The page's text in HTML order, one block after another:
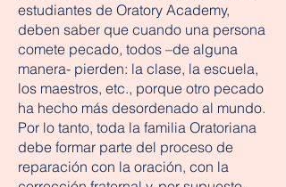
estudiantes de Oratory Academy,
deben saber que cuando una persona
comete pecado, todos –de alguna
manera- pierden: la clase, la escuela,
los maestros, etc., porque otro pecado
ha hecho más desordenado al mundo.
Por lo tanto, toda la familia Oratoriana
debe formar parte del proceso de
reparación con la oración, con la